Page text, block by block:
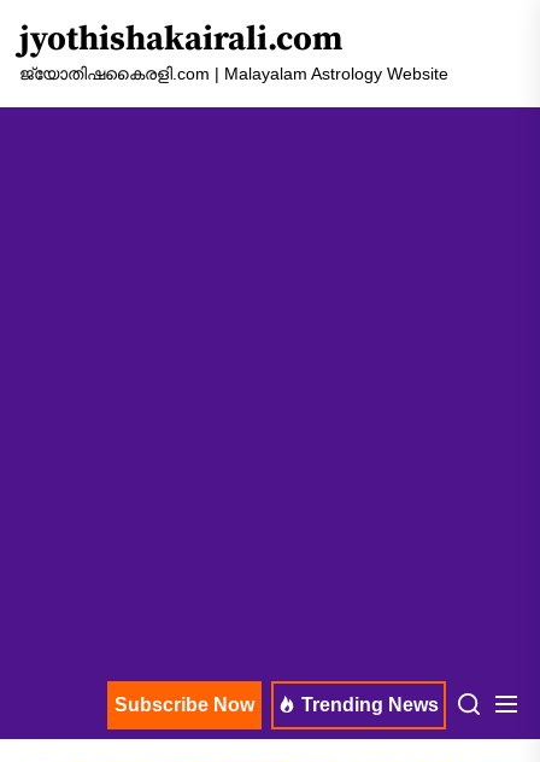
the
jyothishakairali.com
ജ്യോതിഷകൈരളി.com | Malayalam Astrology Website
Subscribe Now Trending News